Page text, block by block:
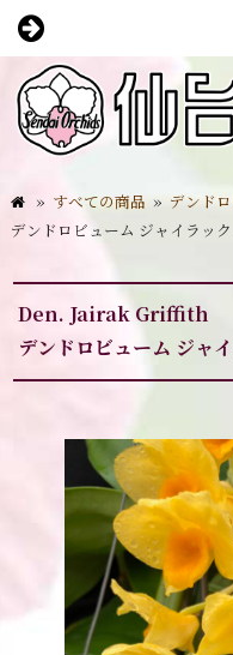
» すべての商品 » デンド
デンドロビューム ジャイラッ
Den. Jairak Griffith
デンドロビューム ジャ